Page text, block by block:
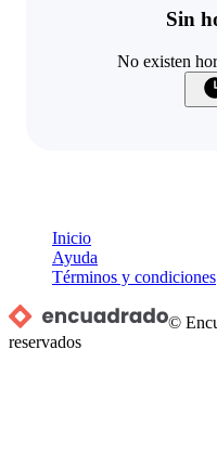
Sin
No existen
Inicio
Ayuda
Términos y condiciones
©
reservados